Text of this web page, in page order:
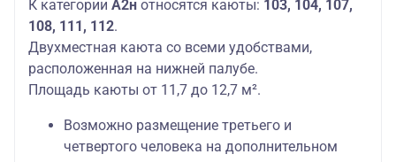
К категории А2н относятся каюты: 103, 104, 107,
108, 111, 112.
Двухместная каюта со всеми удобствами,
расположенная на нижней палубе.
Площадь каюты от 11,7 до 12,7 м².
Возможно размещение третьего и
четвертого человека на дополнительном